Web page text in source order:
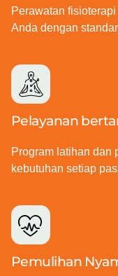
Perawatan
Anda dengan
Pelayanan
Program latihan dan
kebutuhan setiap
Pemulihan